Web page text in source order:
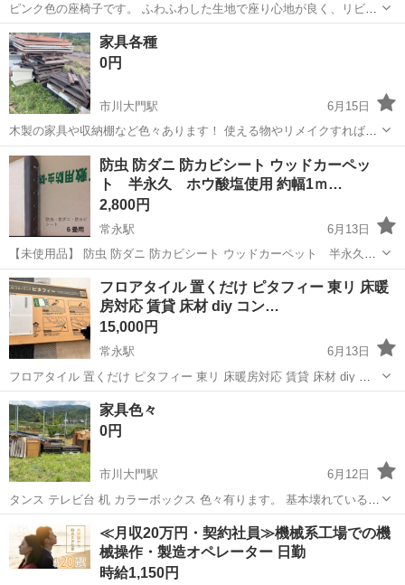
ピンク色の座椅子です。 ふわふわした生地で座り心地が良く、リビン
グや子ども部屋、一人暮らしのお部屋にもおすすめです。 使用に伴う
多少の汚れや使用感はありますが、まだお使いいただけます。 現状渡
しとなりますので、状態は写...
山梨 南アルプス市 市川大門駅
家具各種
0円
市川大門駅
6月15日
木製の家具や収納棚など色々あります！ 使える物やリメイクすれば使
える物ばかりです！ 必要な方いくらでも持って行ってください！
山梨 南アルプス市 市川大門駅 テーブル リメイク
防虫 防ダニ 防カビシート ウッドカーペッ
ト 半永久 ホウ酸塩使用 約幅1ｍ…
2,800円
常永駅
6月13日
【未使用品】 防虫 防ダニ 防カビシート ウッドカーペット 半永久
ホウ酸塩使用 約幅1ｍｘ11.5ｍ 6畳用 日本製 防湿 購入しましたが
余りましたのでお譲りします。 発送用に梱包したままの状態ですので
写真をお借りしま...
山梨 南アルプス市 常永駅 カーペット/マット/ラグ
フロアタイル 置くだけ ピタフィー 東リ 床暖
房対応 賃貸 床材 diy コン…
15,000円
常永駅
6月13日
フロアタイル 置くだけ ピタフィー 東リ 床暖房対応 賃貸 床材 diy コ
ンクリートタイル 吸着 約3畳分 40枚 多く購入したため余りました。
1ケース24枚入です。1ケースは未開封のまま、残り16枚はバラ渡しに
なりま...
山梨 南アルプス市
ピタフィー
家具色々
0円
市川大門駅
6月12日
タンス テレビ台 机 カラーボックス 色々有ります。 基本壊れている物
はありません！ すべて無料で差し上げます。
山梨 南アルプス市 市川大門駅 テーブル
≪月収20万円・契約社員≫機械系工場での機
械操作・製造オペレーター 日勤
時給1,150円